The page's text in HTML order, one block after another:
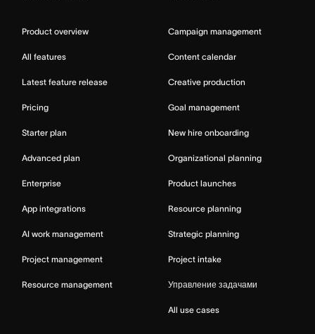
Product overview
All features
Latest feature release
Pricing
Starter plan
Advanced plan
Enterprise
App integrations
AI work management
Project management
Resource management
Campaign management
Content calendar
Creative production
Goal management
New hire onboarding
Organizational planning
Product launches
Resource planning
Strategic planning
Project intake
Управление задачами
All use cases